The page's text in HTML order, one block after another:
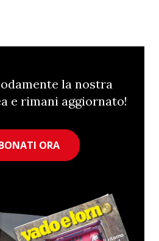
la nostra
e rimani aggiornato!
ORA